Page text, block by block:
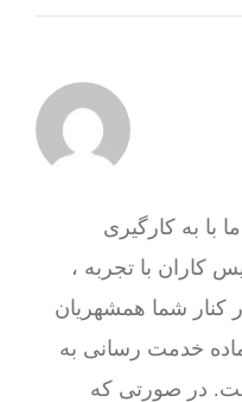
با به‌ کارگیری
کاران با تجربه ،
بیش از ۱۵ سال در کنار شما همشهریان
خدمت رسانی به
تهران است. در صورتی که